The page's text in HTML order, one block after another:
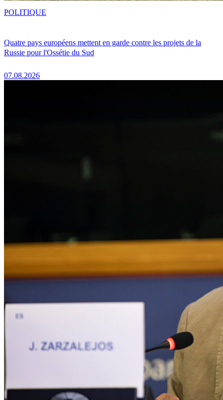
Quatre pays européens mettent en garde contre les projets de la
Russie pour l'Ossétie du Sud
07.08.2026
POLITIQUE